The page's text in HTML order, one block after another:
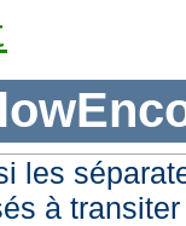
les
à